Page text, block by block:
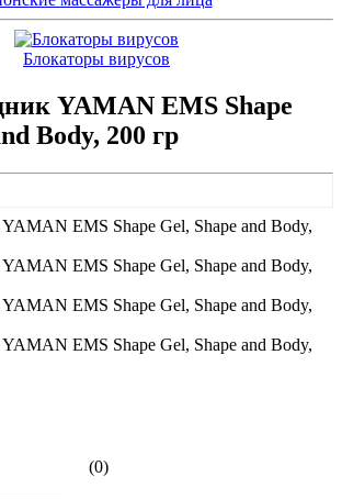
Блокаторы вирусов
YAMAN EMS Shape
Body, 200 гр
(0)